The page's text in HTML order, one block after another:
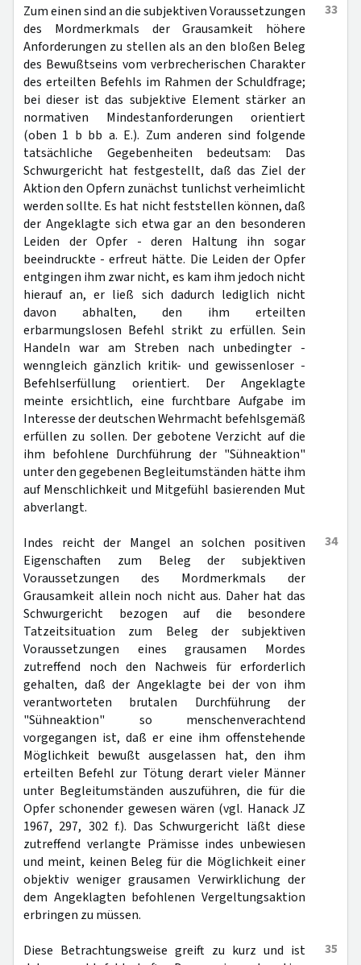
33
Zum einen sind an die subjektiven Voraussetzungen
des Mordmerkmals der Grausamkeit höhere
Anforderungen zu stellen als an den bloßen Beleg
des Bewußtseins vom verbrecherischen Charakter
des erteilten Befehls im Rahmen der Schuldfrage;
bei dieser ist das subjektive Element stärker an
normativen Mindestanforderungen orientiert
(oben 1 b bb a. E.). Zum anderen sind folgende
tatsächliche Gegebenheiten bedeutsam: Das
Schwurgericht hat festgestellt, daß das Ziel der
Aktion den Opfern zunächst tunlichst verheimlicht
werden sollte. Es hat nicht feststellen können, daß
der Angeklagte sich etwa gar an den besonderen
Leiden der Opfer - deren Haltung ihn sogar
beeindruckte - erfreut hätte. Die Leiden der Opfer
entgingen ihm zwar nicht, es kam ihm jedoch nicht
hierauf an, er ließ sich dadurch lediglich nicht
davon abhalten, den ihm erteilten
erbarmungslosen Befehl strikt zu erfüllen. Sein
Handeln war am Streben nach unbedingter -
wenngleich gänzlich kritik- und gewissenloser -
Befehlserfüllung orientiert. Der Angeklagte
meinte ersichtlich, eine furchtbare Aufgabe im
Interesse der deutschen Wehrmacht befehlsgemäß
erfüllen zu sollen. Der gebotene Verzicht auf die
ihm befohlene Durchführung der "Sühneaktion"
unter den gegebenen Begleitumständen hätte ihm
auf Menschlichkeit und Mitgefühl basierenden Mut
abverlangt.
34
Indes reicht der Mangel an solchen positiven
Eigenschaften zum Beleg der subjektiven
Voraussetzungen des Mordmerkmals der
Grausamkeit allein noch nicht aus. Daher hat das
Schwurgericht bezogen auf die besondere
Tatzeitsituation zum Beleg der subjektiven
Voraussetzungen eines grausamen Mordes
zutreffend noch den Nachweis für erforderlich
gehalten, daß der Angeklagte bei der von ihm
verantworteten brutalen Durchführung der
"Sühneaktion" so menschenverachtend
vorgegangen ist, daß er eine ihm offenstehende
Möglichkeit bewußt ausgelassen hat, den ihm
erteilten Befehl zur Tötung derart vieler Männer
unter Begleitumständen auszuführen, die für die
Opfer schonender gewesen wären (vgl. Hanack JZ
1967, 297, 302 f.). Das Schwurgericht läßt diese
zutreffend verlangte Prämisse indes unbewiesen
und meint, keinen Beleg für die Möglichkeit einer
objektiv weniger grausamen Verwirklichung der
dem Angeklagten befohlenen Vergeltungsaktion
erbringen zu müssen.
35
Diese Betrachtungsweise greift zu kurz und ist